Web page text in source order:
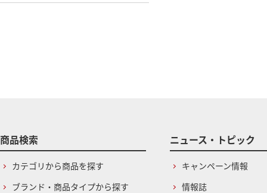
商品検索
カテゴリから商品を探す
ブランド・商品タイプから探す
ニュース・トピック
キャンペーン情報
情報誌